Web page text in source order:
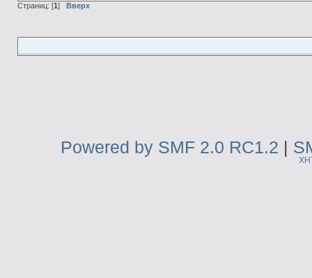
Страниц: [1] Вверх
Powered by SMF 2.0 RC1.2 |